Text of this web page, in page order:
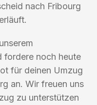
nach Fribourg
fordere noch heute
für deinen Umzug
an. Wir freuen uns
zu unterstützen